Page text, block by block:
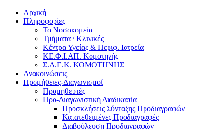
Αρχική
Πληροφορίες
Το Νοσοκομείο
Τμήματα / Κλινικές
Κέντρα Υγείας & Περιφ. Ιατρεία
ΚΕ.Φ.Ι.ΑΠ. Κομοτηνής
Σ.Α.Ε.Κ. ΚΟΜΟΤΗΝΗΣ
Ανακοινώσεις
Προμήθειες-Διαγωνισμοί
Προμηθευτές
Προ-Διαγωνιστική Διαδικασία
Προσκλήσεις Σύνταξης Προδιαγραφών
Κατατεθειμένες Προδιαγραφές
Διαβούλευση Προδιαγραφών